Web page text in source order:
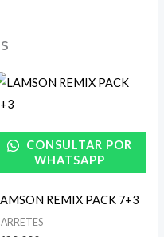
CONSULTAR POR
WHATSAPP
REMIX PACK 7+3